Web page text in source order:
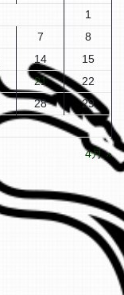
1
7
8
14
15
21
22
28
29
4月 »